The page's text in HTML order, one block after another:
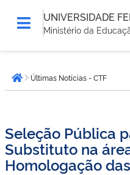
UNIVERSIDADE
Ministério da
está
aqui:Página inicial
Últimas Notícias - CTF
Seleção Pública
Substituto na
Homologação